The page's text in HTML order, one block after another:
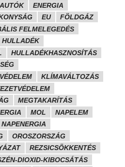
ENERGIA
EU
FÖLDGÁZ
FELMELEGEDÉS
HULLADÉK
HULLADÉKHASZNOSÍTÁS
KLÍMAVÁLTOZÁS
MEGTAKARÍTÁS
MOL
NAPELEM
NAPENERGIA
OROSZORSZÁG
REZSICSÖKKENTÉS
DIOXID-KIBOCSÁTÁS